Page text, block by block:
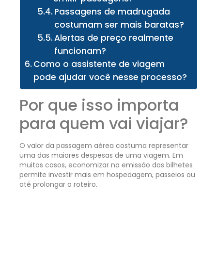
Passagens de madrugada
costumam ser mais baratas?
Alertas de preço realmente
funcionam?
Como o assistente de viagem
pode ajudar você nesse processo?
Por que isso importa
para quem vai viajar?
O valor da passagem aérea costuma representar
uma das maiores despesas de uma viagem. Em
muitos casos, economizar na emissão dos bilhetes
permite investir mais em hospedagem, passeios ou
até prolongar o roteiro.